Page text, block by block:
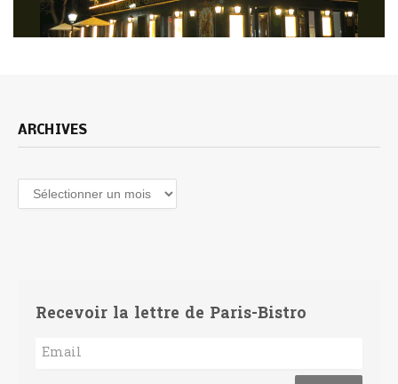
ARCHIVES
Archives
Recevoir la lettre de Paris-Bistro